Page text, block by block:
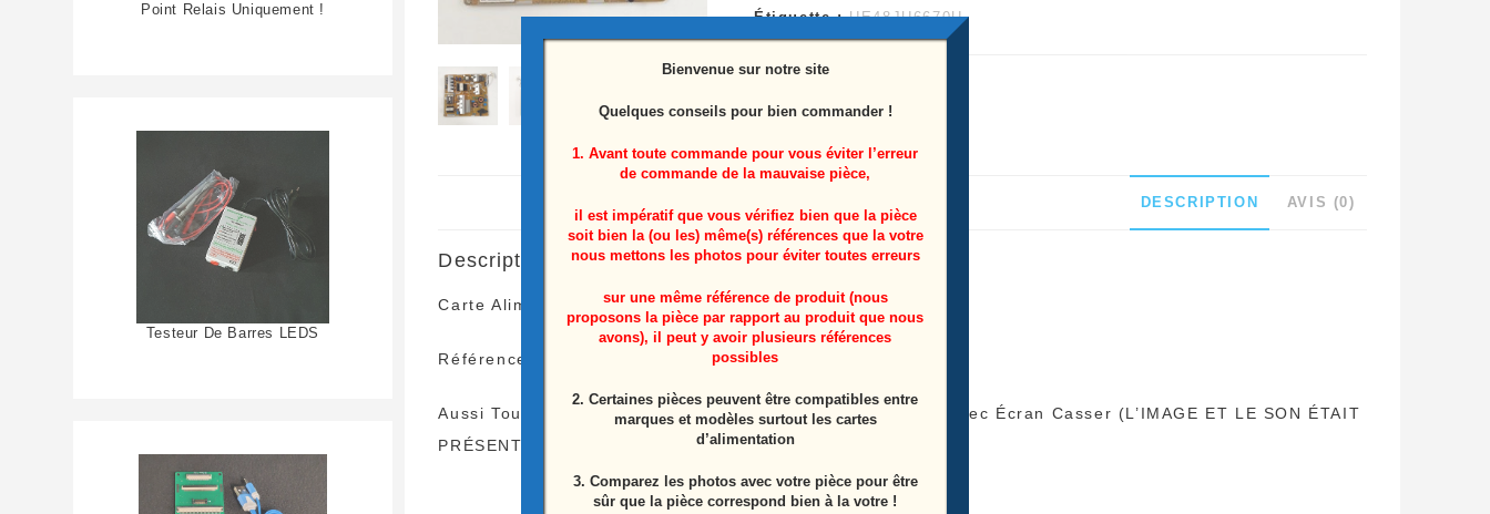
Étiquette :UE48JU6670U
DESCRIPTION AVIS (0)
Description
Carte Alimentation Télé SamsungUE48JU6670U
Référence: BN44-00807A
Aussi Toute Nos Pièces Proviennent De Télés Fonctionnel Avec Écran Casser (L’IMAGE ET LE SON ÉTAIT
PRÉSENT)
Point Relais Uniquement !
Testeur De Barres LEDS
Bienvenue sur notre site
Quelques conseils pour bien commander !
1. Avant toute commande pour vous éviter l’erreur
de commande de la mauvaise pièce,
il est impératif que vous vérifiez bien que la pièce
soit bien la (ou les) même(s) références que la votre
nous mettons les photos pour éviter toutes erreurs
sur une même référence de produit (nous
proposons la pièce par rapport au produit que nous
avons), il peut y avoir plusieurs références
possibles
2. Certaines pièces peuvent être compatibles entre
marques et modèles surtout les cartes
d’alimentation
3. Comparez les photos avec votre pièce pour être
sûr que la pièce correspond bien à la votre !